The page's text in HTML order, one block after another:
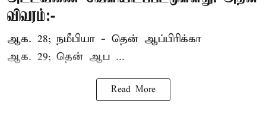
விவரம்:-
ஆக. 28; நமீபியா - தென் ஆப்பிரிக்கா
ஆக. 29; தென் ஆப ...
Read More